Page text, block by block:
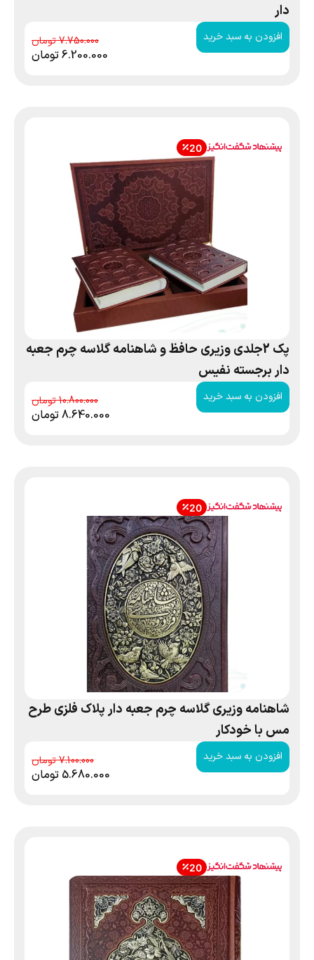
دار
افزودن به سبد خرید 7.750.000
6.200.000تومان
20
پک 2جلدی وزیری حافظ و شاهنامه گلاسه چرم جعبه
دار برجسته نفیس
افزودن به سبد خرید 10.800.000
8.640.000تومان
20
شاهنامه وزیری گلاسه چرم جعبه دار پلاک فلزی طرح
مس با خودکار
افزودن به سبد خرید 7.100.000
5.680.000 تومان
20